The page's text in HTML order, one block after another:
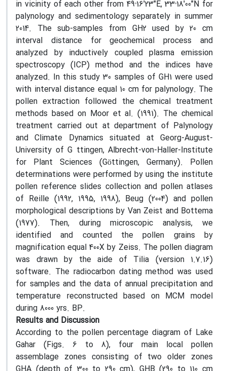
in vicinity of each other from 4916'23"E, 3318'00"N for
palynology and sedimentology separately in summer
2014. The sub-samples from GH2 used by 20 cm
interval distance for geochemical process and
analyzed by inductively coupled plasma emission
spectroscopy (ICP) method and the indices have
analyzed. In this study 30 samples of GH1 were used
with interval distance equal 10 cm for palynology. The
pollen extraction followed the chemical treatment
methods based on Moor et al. (1991). The chemical
treatment carried out at department of Palynology
and Climate Dynamics situated at Georg-August-
University of G ttingen, Albrecht-von-Haller-Institute
for Plant Sciences (Göttingen, Germany). Pollen
determinations were performed by using the institute
pollen reference slides collection and pollen atlases
of Reille (1992, 1995, 1998), Beug (2004) and pollen
morphological descriptions by Van Zeist and Bottema
(1977). Then, during microscopic analysis, we
identified and counted the pollen grains by
magnification equal 400X by Zeiss. The pollen diagram
was drawn by the aide of Tilia (version 1.7.16)
software. The radiocarbon dating method was used
for samples and the data of annual precipitation and
temperature reconstructed based on MCM model
during 8000 yrs. BP.
Results and Discussion
According to the pollen percentage diagram of Lake
Gahar (Figs. 6 to 8), four main local pollen
assemblage zones consisting of two older zones